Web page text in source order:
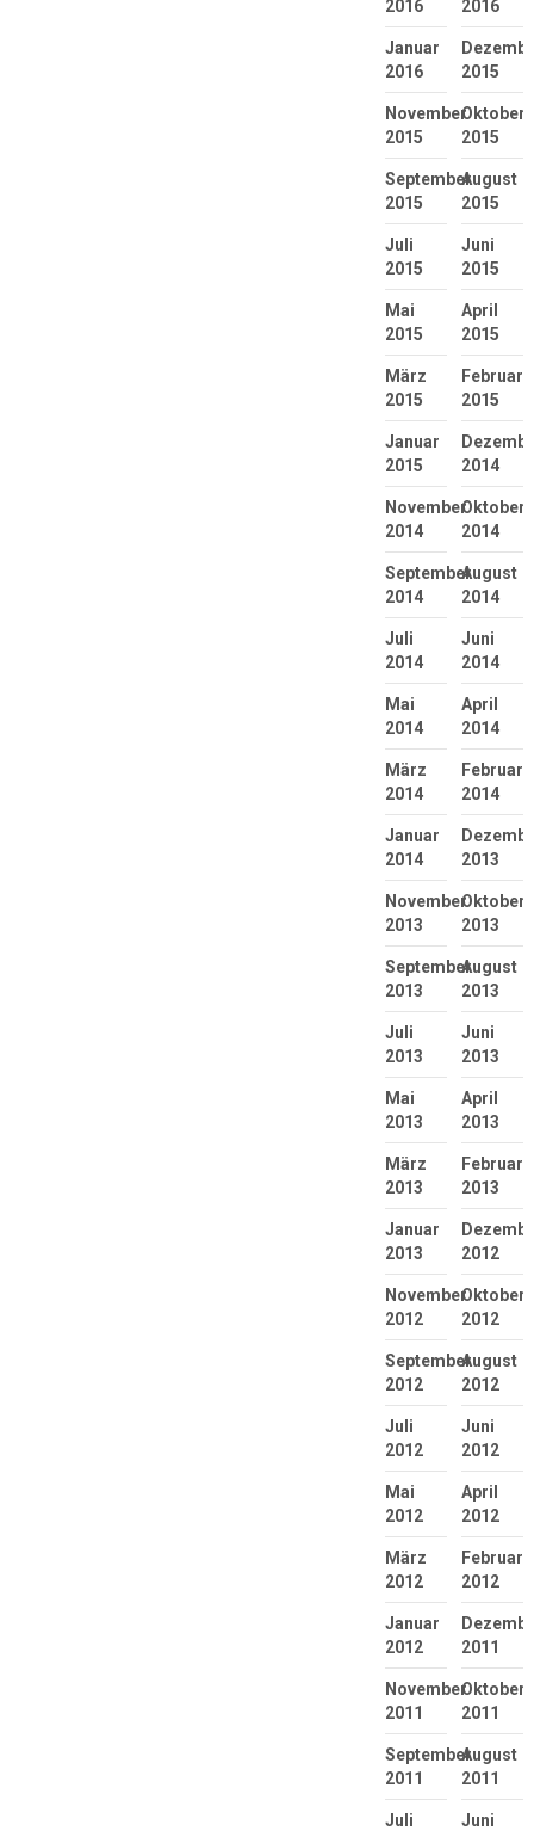
2016 2016
Januar
2016
2015
November
2015
Oktober
2015
September
2015
August
2015
Juli
2015
Juni
2015
Mai
2015
April
2015
März
2015
Februar
2015
Januar
2015
2014
November
2014
Oktober
2014
September
2014
August
2014
Juli
2014
Juni
2014
Mai
2014
April
2014
März
2014
Februar
2014
Januar
2014
2013
November
2013
Oktober
2013
September
2013
August
2013
Juli
2013
Juni
2013
Mai
2013
April
2013
März
2013
Februar
2013
Januar
2013
2012
November
2012
Oktober
2012
September
2012
August
2012
Juli
2012
Juni
2012
Mai
2012
April
2012
März
2012
Februar
2012
Januar
2012
2011
November
2011
Oktober
2011
September
2011
August
2011
Juli
Juni